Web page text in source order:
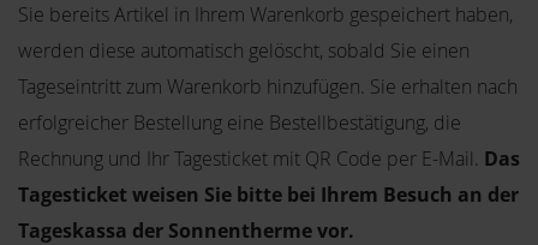
Sie bereits Artikel in Ihrem Warenkorb gespeichert haben,
werden diese automatisch gelöscht, sobald Sie einen
Tageseintritt zum Warenkorb hinzufügen. Sie erhalten nach
erfolgreicher Bestellung eine Bestellbestätigung, die
Rechnung und Ihr Tagesticket mit QR Code per E-Mail. Das
Tagesticket weisen Sie bitte bei Ihrem Besuch an der
Tageskassa der Sonnentherme vor.